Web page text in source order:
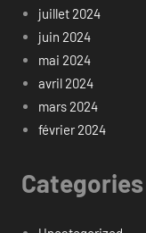
juillet 2024
juin 2024
mai 2024
avril 2024
mars 2024
février 2024
Categories